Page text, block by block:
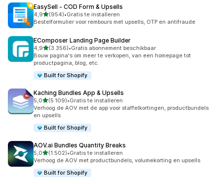
EasySell ‑ COD Form & Upsells
4,9van 5 sterren
(954)
954 recensies in totaal
•Gratis te installeren
Bestelformulier voor rembours met upsells, OTP en antifraude
EComposer Landing Page Builder
4,9van 5 sterren
(3.356)
3356 recensies in totaal
•Gratis abonnement beschikbaar
Bouw pagina's om meer te verkopen, van een homepage tot
productpagina, blog, etc.
Built for Shopify
Kaching Bundles App & Upsells
5,0van 5 sterren
(5.109)
5109 recensies in totaal
•Gratis te installeren
Verhoog de AOV met de app voor staffelkortingen, productbundels
en upsells
Built for Shopify
AOV.ai Bundles Quantity Breaks
5,0van 5 sterren
(1.502)
1502 recensies in totaal
•Gratis te installeren
Verhoog de AOV met productbundels, volumekorting en upsells
Built for Shopify